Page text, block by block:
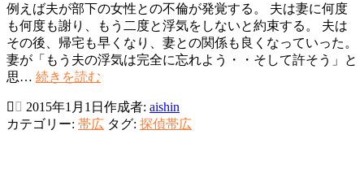
す
る
な
か
例えば夫が部下の女性との不倫が発覚する。 夫は妻に何度
も何度も謝り、もう二度と浮気をしないと約束する。 夫は
その後、帰宅も早くなり、妻との関係も良くなっていった。
妻が「もう夫の浮気は完全に忘れよう・・そして許そう」と
思… 続きを読む
問
題
2015年1月1日 作成者: aishin
カテゴリー: 帯広 タグ: 探偵帯広